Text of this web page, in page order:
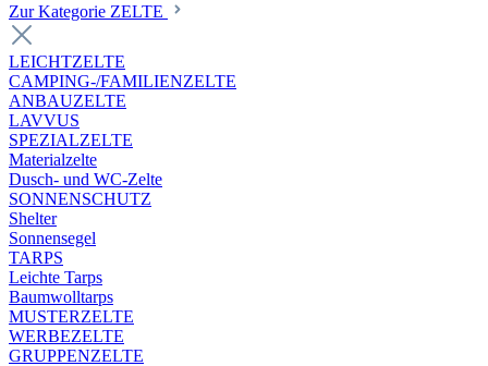
Zur Kategorie ZELTE
LEICHTZELTE
CAMPING-/FAMILIENZELTE
ANBAUZELTE
LAVVUS
SPEZIALZELTE
Materialzelte
Dusch- und WC-Zelte
SONNENSCHUTZ
Shelter
Sonnensegel
TARPS
Leichte Tarps
Baumwolltarps
MUSTERZELTE
WERBEZELTE
GRUPPENZELTE